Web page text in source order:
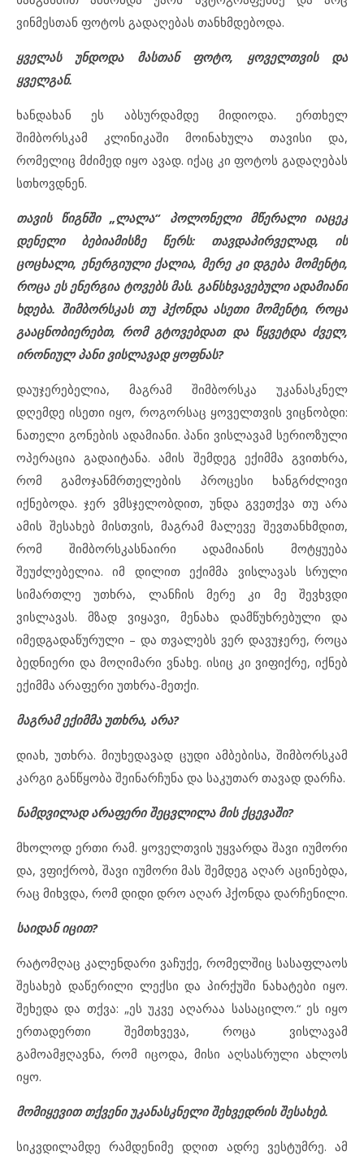
ვინმესთან ფოტოს გადაღებას თანხმდებოდა.
ყველას უნდოდა მასთან ფოტო, ყოველთვის და
ყველგან.
ხანდახან ეს აბსურდამდე მიდიოდა. ერთხელ
შიმბორსკამ კლინიკაში მოინახულა თავისი და,
რომელიც მძიმედ იყო ავად. იქაც კი ფოტოს გადაღებას
სთხოვდნენ.
თავის წიგნში „ლალა“ პოლონელი მწერალი იაცეკ
დენელი ბებიამისზე წერს: თავდაპირველად, ის
ცოცხალი, ენერგიული ქალია, მერე კი დგება მომენტი,
როცა ეს ენერგია ტოვებს მას. განსხვავებული ადამიანი
ხდება. შიმბორსკას თუ ჰქონდა ასეთი მომენტი, როცა
გააცნობიერებთ, რომ გტოვებდათ და წყვეტდა ძველ,
ირონიულ პანი ვისლავად ყოფნას?
დაუჯერებელია, მაგრამ შიმბორსკა უკანასკნელ
დღემდე ისეთი იყო, როგორსაც ყოველთვის ვიცნობდი:
ნათელი გონების ადამიანი. პანი ვისლავამ სერიოზული
ოპერაცია გადაიტანა. ამის შემდეგ ექიმმა გვითხრა,
რომ გამოჯანმრთელების პროცესი ხანგრძლივი
იქნებოდა. ჯერ ვმსჯელობდით, უნდა გვეთქვა თუ არა
ამის შესახებ მისთვის, მაგრამ მალევე შევთანხმდით,
რომ შიმბორსკასნაირი ადამიანის მოტყუება
შეუძლებელია. იმ დილით ექიმმა ვისლავას სრული
სიმართლე უთხრა, ლანჩის მერე კი მე შევხვდი
ვისლავას. მზად ვიყავი, მენახა დამწუხრებული და
იმედგადაწურული – და თვალებს ვერ დავუჯერე, როცა
ბედნიერი და მოღიმარი ვნახე. ისიც კი ვიფიქრე, იქნებ
ექიმმა არაფერი უთხრა-მეთქი.
მაგრამ ექიმმა უთხრა, არა?
დიახ, უთხრა. მიუხედავად ცუდი ამბებისა, შიმბორსკამ
კარგი განწყობა შეინარჩუნა და საკუთარ თავად დარჩა.
ნამდვილად არაფერი შეცვლილა მის ქცევაში?
მხოლოდ ერთი რამ. ყოველთვის უყვარდა შავი იუმორი
და, ვფიქრობ, შავი იუმორი მას შემდეგ აღარ აცინებდა,
რაც მიხვდა, რომ დიდი დრო აღარ ჰქონდა დარჩენილი.
საიდან იცით?
რატომღაც კალენდარი ვაჩუქე, რომელშიც სასაფლაოს
შესახებ დაწერილი ლექსი და პირქუში ნახატები იყო.
შეხედა და თქვა: „ეს უკვე აღარაა სასაცილო.“ ეს იყო
ერთადერთი შემთხვევა, როცა ვისლავამ
გამოამჟღავნა, რომ იცოდა, მისი აღსასრული ახლოს
იყო.
მომიყევით თქვენი უკანასკნელი შეხვედრის შესახებ.
სიკვდილამდე რამდენიმე დღით ადრე ვესტუმრე. ამ